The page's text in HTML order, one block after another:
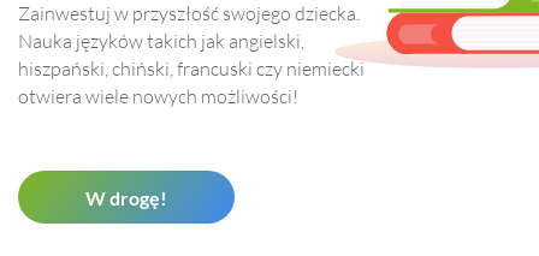
Zainwestuj w przyszłość swojego dziecka.
Nauka języków takich jak angielski,
hiszpański, chiński, francuski czy niemiecki
otwiera wiele nowych możliwości!
W drogę!